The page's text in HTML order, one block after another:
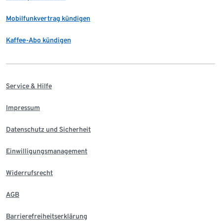
Mobilfunkvertrag kündigen
Kaffee-Abo kündigen
Service & Hilfe
Impressum
Datenschutz und Sicherheit
Einwilligungsmanagement
Widerrufsrecht
AGB
Barrierefreiheitserklärung